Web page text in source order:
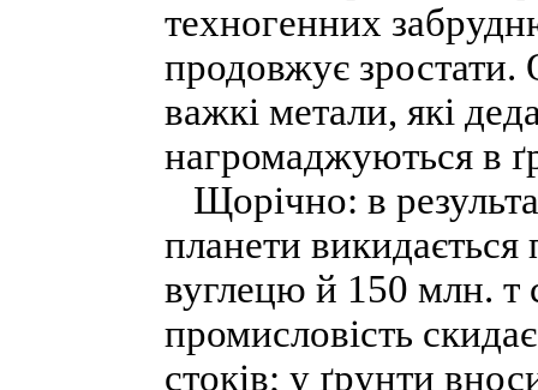
техногенних
продовжує зростати.
важкі метали, які
нагромаджуються в
Щорічно: в
планети
вуглецю й 150 млн. т
промисловість
стоків; у ґрунти